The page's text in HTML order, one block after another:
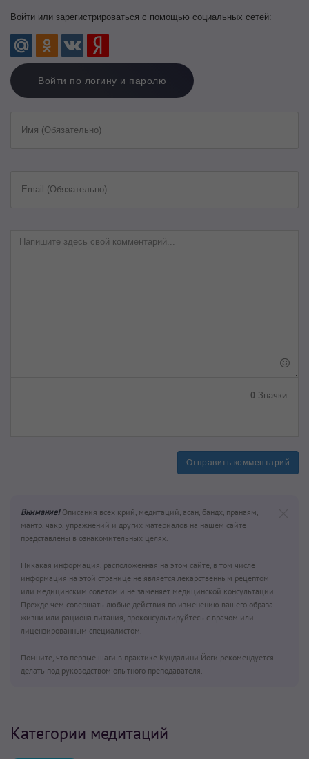
Войти или зарегистрироваться с помощью социальных сетей:
Войти по логину и паролю
Имя (Обязательно)
Email (Обязательно)
0 Значки
Отправить комментарий
Внимание!Описания всех крий, медитаций, асан, бандх, пранаям,
мантр, чакр, упражнений и других материалов на нашем сайте
представлены в ознакомительных целях.
Никакая информация, расположенная на этом сайте, в том числе
информация на этой странице не является лекарственным рецептом
или медицинским советом и не заменяет медицинской консультации.
Прежде чем совершать любые действия по изменению вашего образа
жизни или рациона питания, проконсультируйтесь с врачом или
лицензированным специалистом.
Помните, что первые шаги в практике Кундалини Йоги рекомендуется
делать под руководством опытного преподавателя.
Категории медитаций